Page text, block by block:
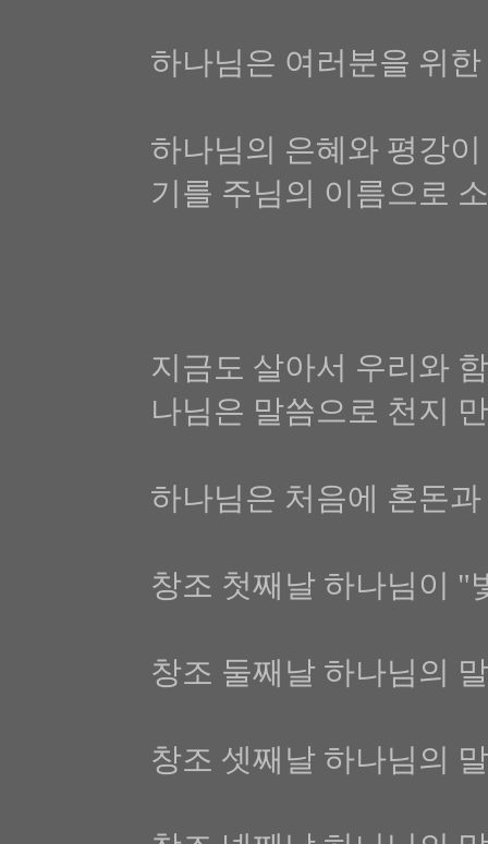
하나님은 여러분을 위
하나님의 은혜와 평강
기를 주님의 이름으로
지금도 살아서 우리와
나님은 말씀으로 천지
하나님은 처음에 혼돈
창조 첫째날 하나님이 "
창조 둘째날 하나님의
창조 셋째날 하나님의